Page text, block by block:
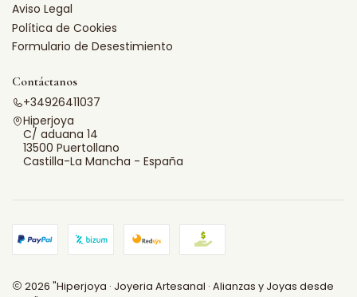
Aviso Legal
Política de Cookies
Formulario de Desestimiento
Contáctanos
+34926411037
Hiperjoya
C/ aduana 14
13500 Puertollano
Castilla-La Mancha - España
2026 "Hiperjoya · Joyeria Artesanal · Alianzas y Joyas desde